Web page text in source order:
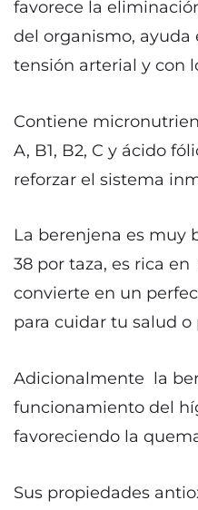
favorece la
del organismo, ayuda
tensión arterial y con
Contiene
A, B1, B2, C y ácido
reforzar el sistema
La berenjena es muy
38 por taza, es rica
convierte en un
para cuidar tu salud o
Adicionalmente la
funcionamiento del
favoreciendo la
Sus propiedades